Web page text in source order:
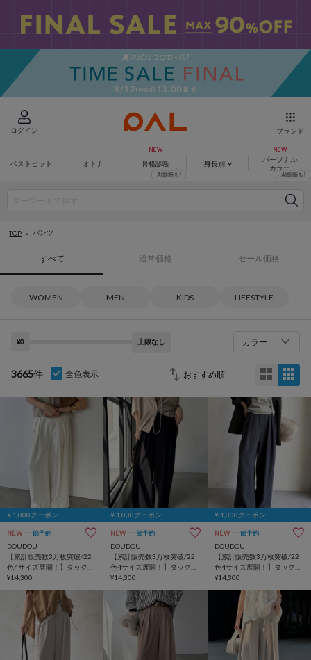
ログイン ブランド
ベストヒット オトナ 骨格診断 身長別
パーソナル
カラー
TOP パンツ
すべて 通常価格 セール価格
WOMEN MEN KIDS LIFESTYLE
¥0 上限なし カラー
3665件 全色表示
￥1,000クーポン
NEW 一部予約
DOUDOU
【累計販売数3万枚突破/22
色4サイズ展開！】タックワ
イドパンツ
¥14,300
￥1,000クーポン
NEW 一部予約
DOUDOU
【累計販売数3万枚突破/22
色4サイズ展開！】タックワ
イドパンツ
¥14,300
￥1,000クーポン
NEW 一部予約
DOUDOU
【累計販売数3万枚突破/22
色4サイズ展開！】タックワ
イドパンツ
¥14,300